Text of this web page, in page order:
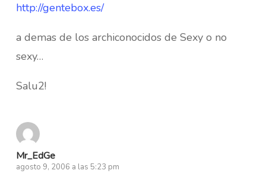
http://gentebox.es/
a demas de los archiconocidos de Sexy o no
sexy…
Salu2!
Mr_EdGe
agosto 9, 2006 a las 5:23 pm